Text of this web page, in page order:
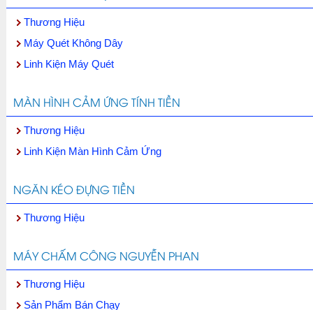
Thương Hiệu
Máy Quét Không Dây
Linh Kiện Máy Quét
MÀN HÌNH CẢM ỨNG TÍNH TIỀN
Thương Hiệu
Linh Kiện Màn Hình Cảm Ứng
NGĂN KÉO ĐỰNG TIỀN
Thương Hiệu
MÁY CHẤM CÔNG NGUYỄN PHAN
Thương Hiệu
Sản Phẩm Bán Chạy